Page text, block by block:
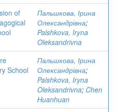
of
Пальшкова, Ірина
Олександрівна;
Palshkova, Iryna
Oleksandrivna
School
Пальшкова, Ірина
Олександрівна;
Palshkova, Iryna
Oleksandrivna; Chen
Huanhuan